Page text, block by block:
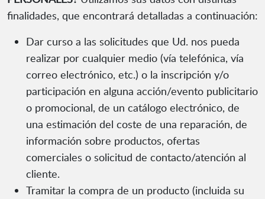
finalidades, que encontrará detalladas a continuación:
Dar curso a las solicitudes que Ud. nos pueda
realizar por cualquier medio (vía telefónica, vía
correo electrónico, etc.) o la inscripción y/o
participación en alguna acción/evento publicitario
o promocional, de un catálogo electrónico, de
una estimación del coste de una reparación, de
información sobre productos, ofertas
comerciales o solicitud de contacto/atención al
cliente.
Tramitar la compra de un producto (incluida su